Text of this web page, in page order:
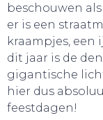
beschouwen
er is een
kraampjes, een
dit jaar is de
gigantische
hier dus
feestdagen!